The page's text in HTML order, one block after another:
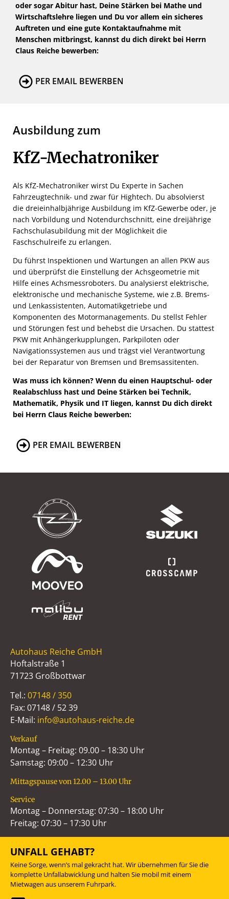
oder sogar Abitur hast, Deine Stärken bei Mathe und
Wirtschaftslehre liegen und Du vor allem ein sicheres
Auftreten und eine gute Kontaktaufnahme mit
Menschen mitbringst, kannst du dich direkt bei Herrn
Claus Reiche bewerben:
PER EMAIL BEWERBEN
Ausbildung zum
KfZ-Mechatroniker
Als KfZ-Mechatroniker wirst Du Experte in Sachen
Fahrzeugtechnik- und zwar für Hightech. Du absolvierst
die dreieinhalbjährige Ausbildung im KfZ-Gewerbe oder, je
nach Vorbildung und Notendurchschnitt, eine dreijährige
Fachschulasubildung mit der Möglichkeit die
Faschschulreife zu erlangen.
Du führst Inspektionen und Wartungen an allen PKW aus
und überprüfst die Einstellung der Achsgeometrie mit
Hilfe eines Achsmessroboters. Du analysierst elektrische,
elektronische und mechanische Systeme, wie z.B. Brems-
und Lenkassistenten, Automatikgetriebe und
Komponenten des Motormanagements. Du stellst Fehler
und Störungen fest und behebst die Ursachen. Du stattest
PKW mit Anhängerkupplungen, Parkpiloten oder
Navigationssystemen aus und trägst viel Verantwortung
bei der Reparatur von Bremsen und Bremsassitenten.
Was muss ich können? Wenn du einen Hauptschul- oder
Realabschluss hast und Deine Stärken bei Technik,
Mathematik, Physik und IT liegen, kannst Du dich direkt
bei Herrn Claus Reiche bewerben:
PER EMAIL BEWERBEN
Autohaus Reiche GmbH
Hoftalstraße 1
71723 Großbottwar
Tel.: 07148 / 350
Fax: 07148 / 52 39
E-Mail: info@autohaus-reiche.de
Verkauf
Montag – Freitag: 09.00 – 18:30 Uhr
Samstag: 09:00 – 12:30 Uhr
Mittagspause von 12.00 – 13.00 Uhr
Service
Montag – Donnerstag: 07:30 – 18:00 Uhr
Freitag: 07:30 – 17:30 Uhr
UNFALL GEHABT?
Keine Sorge, wenn’s mal gekracht hat. Wir übernehmen für Sie die
komplette Unfallabwicklung und halten Sie mobil mit einem
Mietwagen aus unserem Fuhrpark.